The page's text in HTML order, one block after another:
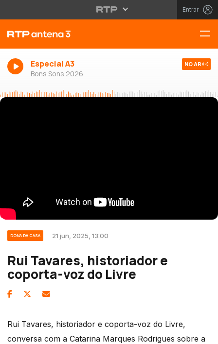
Entrar
Especial A3
Bons Sons 2026
NO AR
DONA DA CASA 21 jun, 2025, 13:00
Rui Tavares, historiador e
coporta-voz do Livre
Rui Tavares, historiador e coporta-voz do Livre,
conversa com a Catarina Marques Rodrigues sobre a